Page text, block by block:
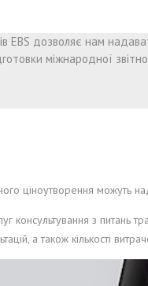
EBS дозволяє нам
міжнародної
ціноутворення можуть
консультування з питань
а також кількості